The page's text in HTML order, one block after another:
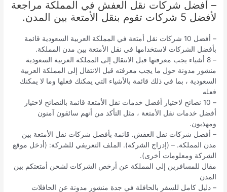
– أفضل شركات نقل العفش في المملكة مراجعة
لأفضل 5 شركات تقوم بنقل الأمتعة بين المدن.
– أفضل 10 شركات نقل أمتعة في المملكة العربية السعودية قائمة
بأفضل الشركات لاستخدامها في نقل الأمتعة بين مدن المملكة.
– 8 أشياء يجب معرفتها قبل الانتقال إلى المملكة العربية السعودية
منشور مدونة حول ما يجب معرفته قبل الانتقال إلى المملكة العربية
السعودية ، بما في ذلك قائمة بالأشياء التي يمكنك فعلها وما لا يمكنك
فعله
– 10 نصائح لاختيار أفضل خدمات نقل الأمتعة قائمة بالنصائح لاختيار
أفضل خدمات نقل الأمتعة ، مثل التأكد من أنهم سائقون آمنون
ومهذبون.
– أفضل شركات نقل العفش. قائمة بأفضل شركات نقل الأمتعة بين
مدن المملكة. – (إدراج الشركة). الملف التعريفي للشركة: (أدخل موقع
الشركة ومعلومات أخرى).
مقال للمسافرين إلى المملكة عن أرخص الشركات لشحن أمتعتكم بين
المدن
– دليل كامل للسفر بالحافلة في جدة منشور مدونة عن الحافلات